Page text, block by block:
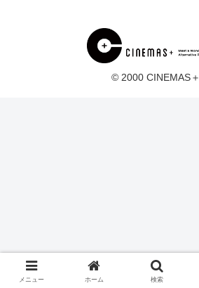
© 2000 CINEMAS＋.
メニュー ホーム 検索